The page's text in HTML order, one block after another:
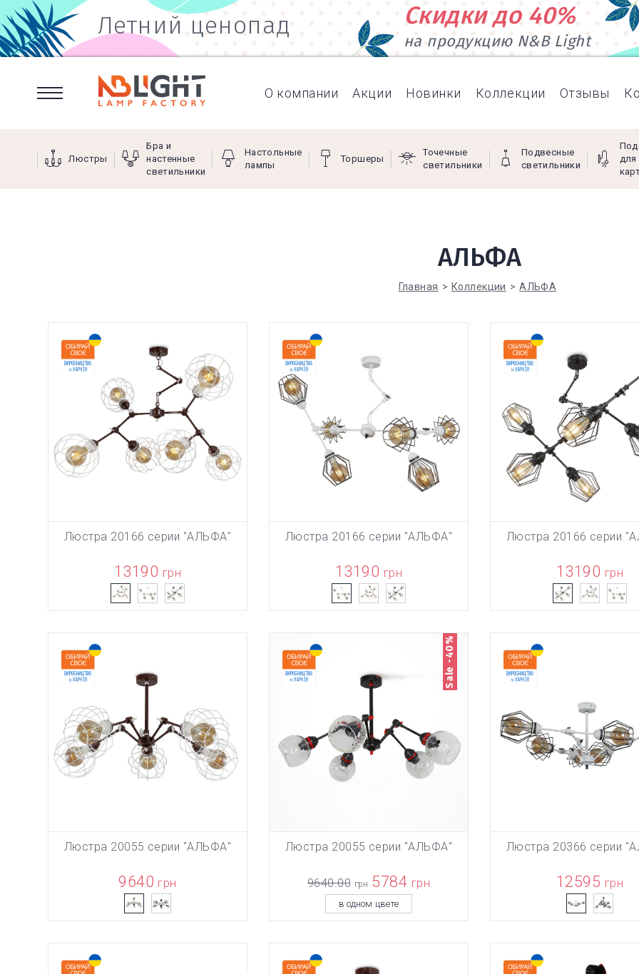
Летний ценопад Скидки до 40%
на продукцию N&B Light
О компании Акции Новинки Коллекции Отзывы
Люстры
Бра и
настенные
светильники
Настольные
лампы
Торшеры
Точечные
светильники
Подвесные
светильники
для
АЛЬФА
Главная Коллекции АЛЬФА
ТОВАР ДОБАВЛЕН В КОРЗИНУ
В КОРЗИНУ
Люстра 20166 серии "АЛЬФА"
13190 грн
ТОВАР ДОБАВЛЕН В
В КОРЗИНУ
Люстра 20166 серии "АЛЬФА"
13190 грн
В КОРЗИНУ
Люстра 20166 серии
13190 грн
ТОВАР ДОБАВЛЕН В КОРЗИНУ
В КОРЗИНУ
Люстра 20055 серии "АЛЬФА"
9640 грн
Sale -40%
ТОВАР ДОБАВЛЕН В
В КОРЗИНУ
Люстра 20055 серии "АЛЬФА"
9640.00 грн 5784 грн
в одном цвете
В КОРЗИНУ
Люстра 20366 серии
12595 грн